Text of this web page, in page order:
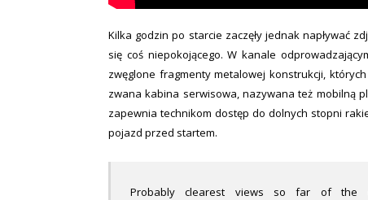
Kilka godzin po starcie zaczęły jednak napływać
się coś niepokojącego. W kanale
zwęglone fragmenty metalowej konstrukcji,
zwana kabina serwisowa, nazywana też mobilną
zapewnia technikom dostęp do dolnych stopni
pojazd przed startem.
Probably clearest views so far of the